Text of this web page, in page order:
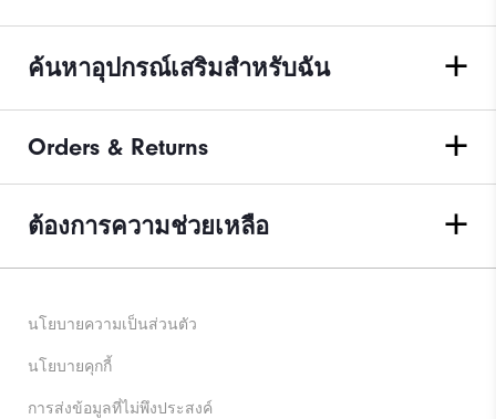
ค้นหาอุปกรณ์เสริมสำหรับฉัน
Orders & Returns
ต้องการความช่วยเหลือ
นโยบายความเป็นส่วนตัว
นโยบายคุกกี้
การส่งข้อมูลที่ไม่พึงประสงค์